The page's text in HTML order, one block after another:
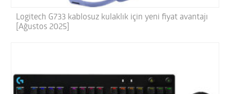
Logitech G733 kablosuz kulaklık için yeni fiyat avantajı
[Ağustos 2025]